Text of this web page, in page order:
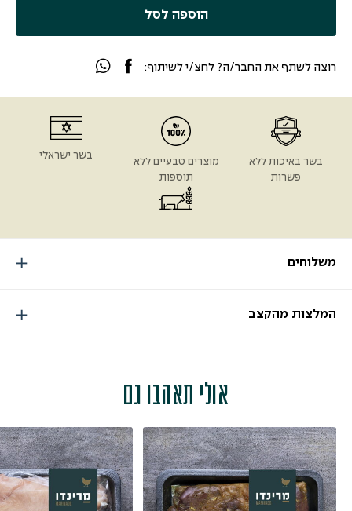
הוספה לסל
משלוחים
המלצות מהקצב
רוצה לשתף את החבר/ה? לחצ/י לשיתוף:
בשר באיכות ללא
פשרות
מוצרים טבעיים ללא
תוספות
בשר ישראלי
אולי תאהבו גם